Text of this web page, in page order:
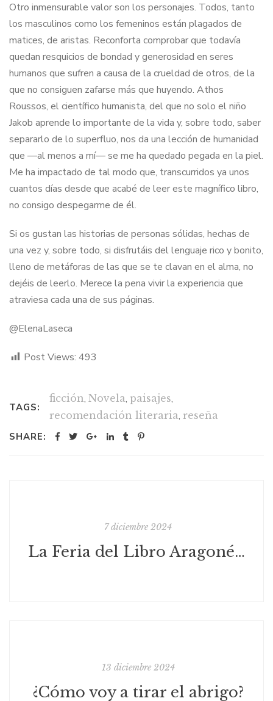
Otro inmensurable valor son los personajes. Todos, tanto
los masculinos como los femeninos están plagados de
matices, de aristas. Reconforta comprobar que todavía
quedan resquicios de bondad y generosidad en seres
humanos que sufren a causa de la crueldad de otros, de la
que no consiguen zafarse más que huyendo. Athos
Roussos, el científico humanista, del que no solo el niño
Jakob aprende lo importante de la vida y, sobre todo, saber
separarlo de lo superfluo, nos da una lección de humanidad
que —al menos a mí— se me ha quedado pegada en la piel.
Me ha impactado de tal modo que, transcurridos ya unos
cuantos días desde que acabé de leer este magnífico libro,
no consigo despegarme de él.
Si os gustan las historias de personas sólidas, hechas de
una vez y, sobre todo, si disfrutáis del lenguaje rico y bonito,
lleno de metáforas de las que se te clavan en el alma, no
dejéis de leerlo. Merece la pena vivir la experiencia que
atraviesa cada una de sus páginas.
@ElenaLaseca
Post Views: 493
TAGS:
ficción, Novela, paisajes,
recomendación literaria, reseña
SHARE:
7 diciembre 2024
La Feria del Libro Aragonés de Monzón celebra 30 años como epicentro de las letras aragonesas
13 diciembre 2024
¿Cómo voy a tirar el abrigo?